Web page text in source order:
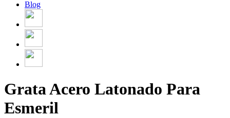
Blog
Grata Acero Latonado Para
Esmeril